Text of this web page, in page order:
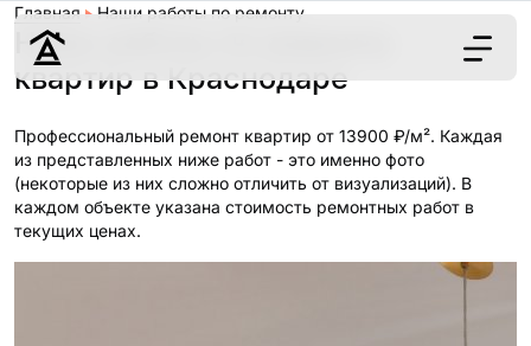
Дизайн
Ремонт
Цены
Наши работы
Главная Наши работы по ремонту
Наши работы по ремонту
квартир в Краснодаре
Профессиональный ремонт квартир от 13900 ₽/м². Каждая
из представленных ниже работ - это именно фото
(некоторые из них сложно отличить от визуализаций). В
каждом объекте указана стоимость ремонтных работ в
текущих ценах.